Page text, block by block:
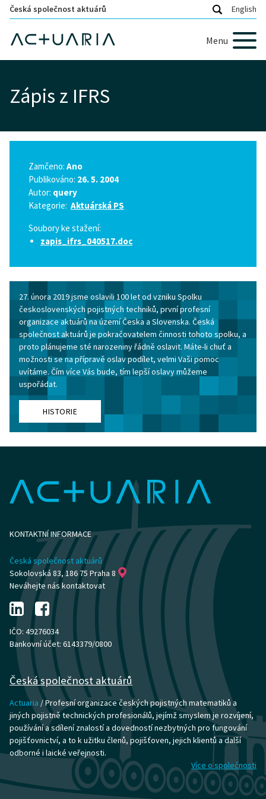
Česká společnost aktuárů English
Menu
Zápis z IFRS
Zamčeno: Ano
Publikováno: 26. 5. 2004
Autor: query
Kategorie: Aktuárská PS
Soubory ke stažení:
zapis_ifrs_040517.doc
27. února 2019 jsme oslavili 100 let od vzniku Spolku
československých pojistných techniků, první profesní
organizace aktuárů na území Česka a Slovenska. Česká
společnost aktuárů je pokračovatelem činnosti tohoto spolku, a
proto plánujeme sté narozeniny řádně oslavit. Máte-li chuť a
možnosti se na přípravě oslav podílet, velmi Vaši pomoc
uvítáme. Čím více Vás bude, tím lepší oslavy můžeme
uspořádat.
HISTORIE
KONTAKTNÍ INFORMACE
Česká společnost aktuárů
Sokolovská 83, 186 75 Praha 8
Neváhejte nás kontaktovat
IČO: 49276034
Bankovní účet: 6143379/0800
Česká společnost aktuárů
Actuaria / Profesní organizace českých pojistných matematiků a
jiných pojistně technických profesionálů, jejímž smyslem je rozvíjení,
používání a sdílení znalostí a dovedností nezbytných pro fungování
pojišťovnictví, a to k užitku členů, pojišťoven, jejich klientů a další
odborné i laické veřejnosti.
Více o společnosti